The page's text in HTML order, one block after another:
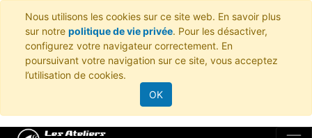
Nous utilisons les cookies sur ce site web. En savoir plus
sur notre politique de vie privée. Pour les désactiver,
configurez votre navigateur correctement. En
poursuivant votre navigation sur ce site, vous acceptez
l’utilisation de cookies.
OK